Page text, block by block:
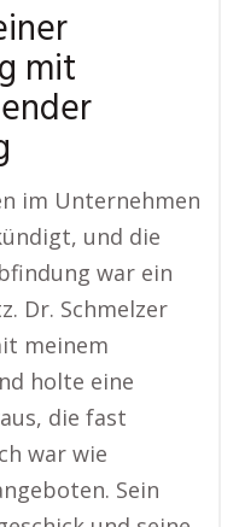
mit
im Unternehmen
und die
war ein
Dr. Schmelzer
meinem
holte eine
die fast
war wie
Sein